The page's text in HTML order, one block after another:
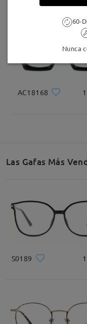
AC18168
Las Gafas Más
S0189
60-
Nunca